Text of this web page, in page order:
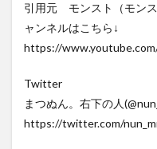
引用元 モンスト（モン
ャンネルはこちら↓
https://
Twitter
まつぬん。右下の人
https://twitter.com/